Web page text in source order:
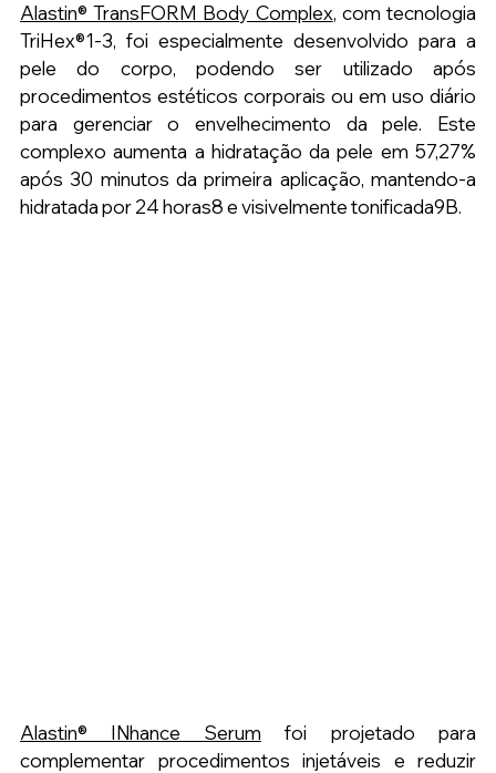
Alastin® TransFORM Body Complex, com tecnologia
TriHex®1-3, foi especialmente desenvolvido para a
pele do corpo, podendo ser utilizado após
procedimentos estéticos corporais ou em uso diário
para gerenciar o envelhecimento da pele. Este
complexo aumenta a hidratação da pele em 57,27%
após 30 minutos da primeira aplicação, mantendo-a
hidratada por 24 horas8 e visivelmente tonificada9B.
Alastin® INhance Serum foi projetado para
complementar procedimentos injetáveis e reduzir